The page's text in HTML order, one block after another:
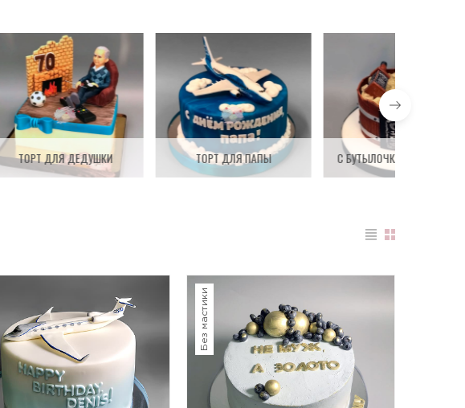
ТОРТ ДЛЯ ДЕДУШКИ ТОРТ ДЛЯ ПАПЫ С БУТЫЛОЧКАМИ АЛКОГОЛЯ
Без мастики